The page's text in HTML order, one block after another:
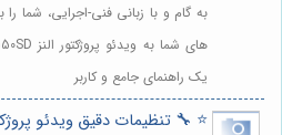
به گام و با زبانی فنی-اجرایی، شما
یک راهنمای جامع و کاربر